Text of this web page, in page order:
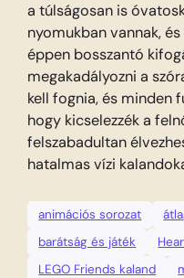
a túlságosan is
nyomukban vannak,
éppen bosszantó
megakadályozni a
kell fognia, és minden
hogy kicselezzék a
felszabadultan
hatalmas vízi
animációs sorozat
barátság és játék
LEGO Friends kaland